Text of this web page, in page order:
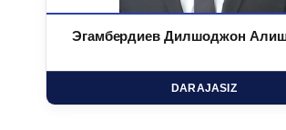
Эгамбердиев Дилшоджон
DARAJASIZ